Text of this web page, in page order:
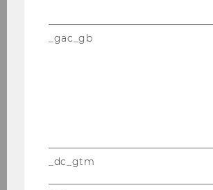
Unterstützung und
Viel­fäl­ti­ge Ser­vices und
Men­to­ring@WU und die
ague ga­ran­tie­ren den WU
den einen op­ti­ma­len
FÖR­DER­PRO­GRAM­ME
_gac_gb
_dc_gtm